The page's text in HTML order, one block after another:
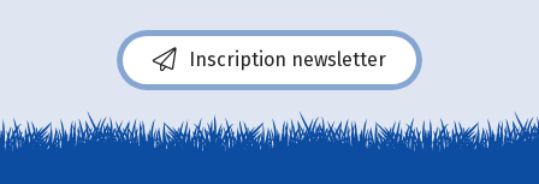
Inscription newsletter